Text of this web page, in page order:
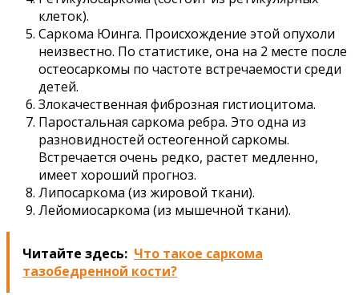
клеток).
Саркома Юинга. Происхождение этой опухоли
неизвестно. По статистике, она на 2 месте после
остеосаркомы по частоте встречаемости среди
детей.
Злокачественная фиброзная гистиоцитома.
Паростальная саркома ребра. Это одна из
разновидностей остеогенной саркомы.
Встречается очень редко, растет медленно,
имеет хороший прогноз.
Липосаркома (из жировой ткани).
Лейомиосаркома (из мышечной ткани).
Читайте здесь: Что такое саркома
тазобедренной кости?